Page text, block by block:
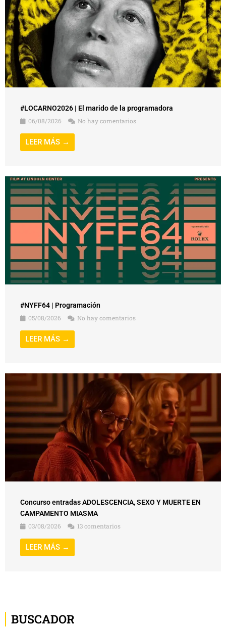
#LOCARNO2026 | El marido de la programadora
06/08/2026
No hay comentarios
LEER MÁS →
#NYFF64 | Programación
05/08/2026
No hay comentarios
LEER MÁS →
Concurso entradas ADOLESCENCIA, SEXO Y MUERTE EN
CAMPAMENTO MIASMA
03/08/2026
13 comentarios
LEER MÁS →
BUSCADOR